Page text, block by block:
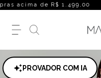
acima de R$ 1.499,00
PROVADOR COM IA